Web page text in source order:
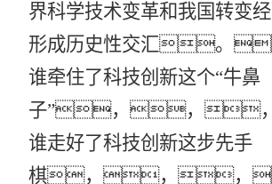
界科学技术变革和我国转变
形成历史性交汇。
谁牵住了科技创新这个“牛鼻
子”，，
谁走好了科技创新这步先手
棋，，，